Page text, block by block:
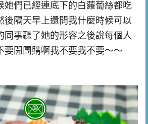
她們已經連底下的白蘿蔔絲都吃
隔天早上還問我什麼時候可以
同事聽了她的形容之後說每個人
開團購啊我不要我不要～～